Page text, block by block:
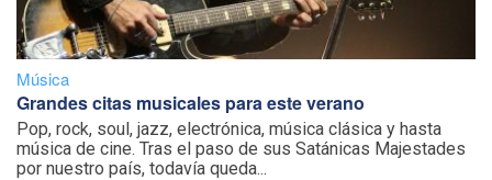
Música
Grandes citas musicales para este verano
Pop, rock, soul, jazz, electrónica, música clásica y hasta
música de cine. Tras el paso de sus Satánicas Majestades
por nuestro país, todavía queda...